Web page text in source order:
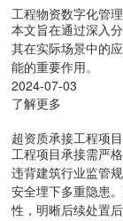
工程物资数字化管
本文旨在通过深入
其在实际场景中的
能的重要作用。
2024-07-03
了解更多
超资质承接工程项
工程项目承接需严
违背建筑行业监管
安全埋下多重隐患
性，明晰后续处置